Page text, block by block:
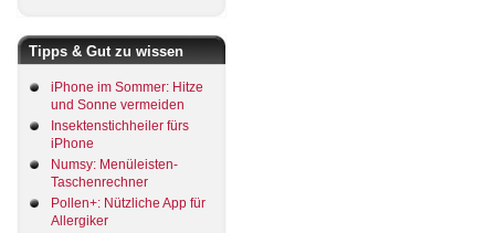
Tipps & Gut zu wissen
iPhone im Sommer: Hitze
und Sonne vermeiden
Insektenstichheiler fürs
iPhone
Numsy: Menüleisten-
Taschenrechner
Pollen+: Nützliche App für
Allergiker